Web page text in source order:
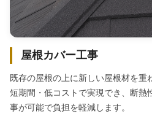
屋根カバー工事
既存の屋根の上に新しい屋根材を重
短期間・低コストで実現でき、断熱
事が可能で負担を軽減します。